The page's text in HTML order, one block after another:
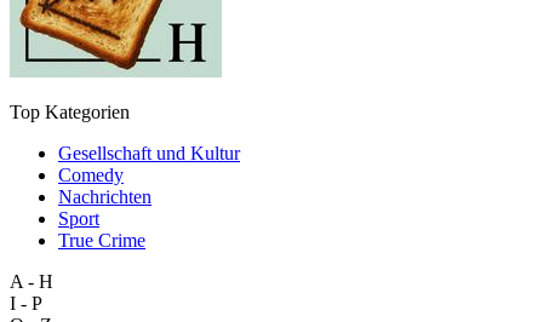
Top Kategorien
Gesellschaft und Kultur
Comedy
Nachrichten
Sport
True Crime
A - H
I - P